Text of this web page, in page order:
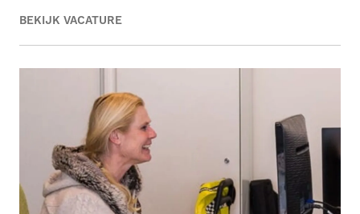
BEKIJK VACATURE